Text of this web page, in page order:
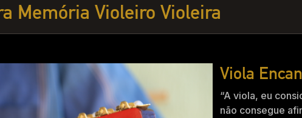
Memória Violeiro Violeira
Viola
“A viola, eu
não consegue